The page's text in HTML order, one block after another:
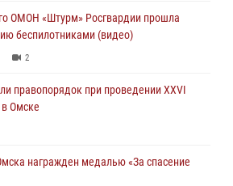
на концерте группы IOWA в
ОМОН «Штурм» Росгвардии прошла
беспилотниками (видео)
2
правопорядок при проведении XXVI
Омске
награжден медалью «За спасение